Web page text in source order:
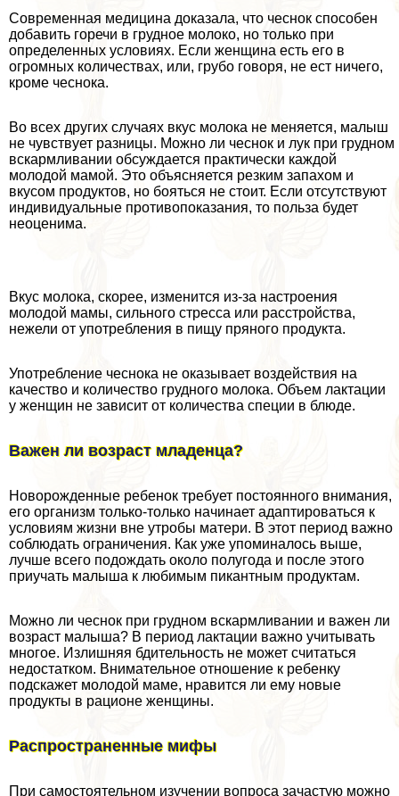
Современная медицина доказала, что чеснок способен
добавить горечи в грудное молоко, но только при
определенных условиях. Если женщина есть его в
огромных количествах, или, грубо говоря, не ест ничего,
кроме чеснока.
Во всех других случаях вкус молока не меняется, малыш
не чувствует разницы. Можно ли чеснок и лук при грудном
вскармливании обсуждается пpaктически каждой
молодой мамой. Это объясняется резким запахом и
вкусом продуктов, но бояться не стоит. Если отсутствуют
индивидуальные противопоказания, то польза будет
неоценима.
Вкус молока, скорее, изменится из-за настроения
молодой мамы, сильного стресса или расстройства,
нежели от употрeбления в пищу пряного продукта.
Употрeбление чеснока не оказывает воздействия на
качество и количество грудного молока. Объем лактации
у женщин не зависит от количества специи в блюде.
Важен ли возраст младенца?
Новорожденные ребенок требует постоянного внимания,
его организм только-только начинает адаптироваться к
условиям жизни вне утробы матери. В этот период важно
соблюдать ограничения. Как уже упоминалось выше,
лучше всего подождать около полугода и после этого
приучать малыша к любимым пикантным продуктам.
Можно ли чеснок при грудном вскармливании и важен ли
возраст малыша? В период лактации важно учитывать
многое. Излишняя бдительность не может считаться
недостатком. Внимательное отношение к ребенку
подскажет молодой маме, нравится ли ему новые
продукты в рационе женщины.
Распространенные мифы
При самостоятельном изучении вопроса зачастую можно